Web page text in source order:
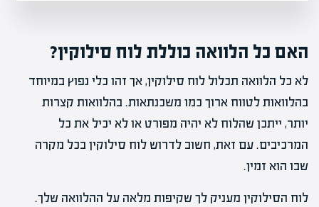
האם כל הלוואה כוללת לוח סילוקין?
לא כל הלוואה תכלול לוח סילוקין, אך זהו כלי נפוץ במיוחד
בהלוואות לטווח ארוך כמו משכנתאות. בהלוואות קצרות
יותר, ייתכן שהלוח לא יהיה מפורט או לא יכיל את כל
המרכיבים. עם זאת, חשוב לדרוש לוח סילוקין בכל מקרה
שבו הוא זמין.
לוח הסילוקין מעניק לך שקיפות מלאה על ההלוואה שלך.